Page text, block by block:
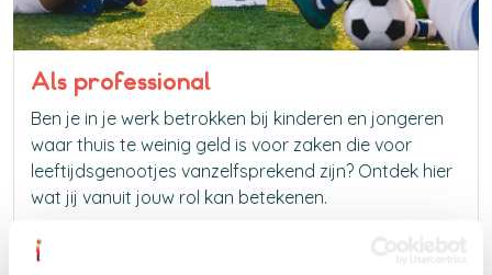
Als professional
Ben je in je werk betrokken bij kinderen en jongeren
waar thuis te weinig geld is voor zaken die voor
leeftijdsgenootjes vanzelfsprekend zijn? Ontdek hier
wat jij vanuit jouw rol kan betekenen.